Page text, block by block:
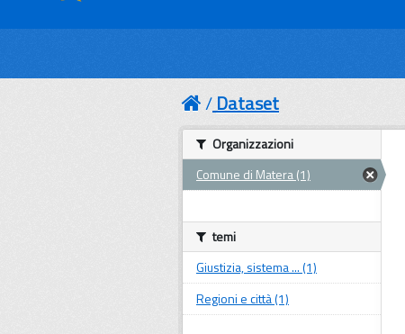
Dataset
Organizzazioni
Comune di Matera (1)
temi
Giustizia, sistema ... (1)
Regioni e città (1)